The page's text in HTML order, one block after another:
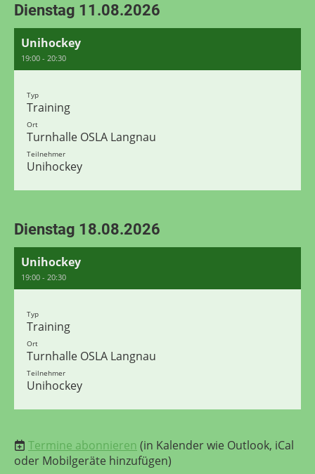
Dienstag 11.08.2026
Unihockey
19:00 - 20:30
Typ
Training
Ort
Turnhalle OSLA Langnau
Teilnehmer
Unihockey
Dienstag 18.08.2026
Unihockey
19:00 - 20:30
Typ
Training
Ort
Turnhalle OSLA Langnau
Teilnehmer
Unihockey
Termine abonnieren (in Kalender wie Outlook, iCal
oder Mobilgeräte hinzufügen)